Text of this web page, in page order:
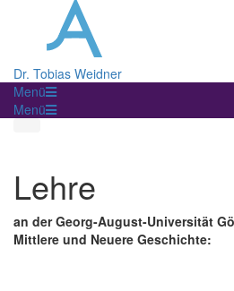
Dr. Tobias Weidner
Menü
Menü
Lehre
an der Georg-August-Universität
Mittlere und Neuere Geschichte: